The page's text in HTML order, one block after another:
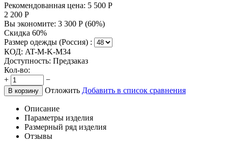
Рекомендованная цена: 5 500 Р
2 200 Р
Вы экономите: 3 300 Р (60%)
Скидка 60%
Размер одежды (Россия) :
КОД: AT-M-K-M34
Доступность: Предзаказ
Кол-во:
+
−
В корзину Отложить Добавить в список сравнения
Описание
Параметры изделия
Размерный ряд изделия
Отзывы